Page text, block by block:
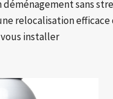
sans
relocalisation efficace
installer